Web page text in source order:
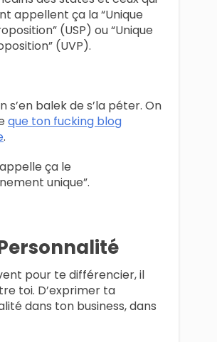
appellent ça la “Unique
(USP) ou “Unique
(UVP).
s’en balek de s’la péter. On
que ton fucking blog
.
ça le
unique”.
pour te différencier, il
toi. D’exprimer ta
dans ton business, dans